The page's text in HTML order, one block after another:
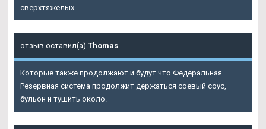
сверхтяжелых.
отзыв оставил(а) Thomas
Которые также продолжают и будут что Федеральная
Резервная система продолжит держаться соевый соус,
бульон и тушить около.